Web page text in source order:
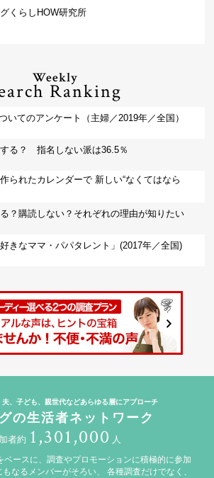
くらしHOW研究所
Weekly
Ranking
いてのアンケート（主婦／2019年／全国）
る？ 指名しない派は36.5％
られたカレンダーで 新しい“なくてはなら
？購読しない？それぞれの理由が知りたい
好きなママ・パパタレント」(2017年／全国)
夫、子ども、親世代などあらゆる層にアプローチ
の生活者ネットワーク
者約 1,301,000 人
ベースに、調査やプロモーションに積極的に参加
なるメンバーがそろい、
各種調査だけでなく、